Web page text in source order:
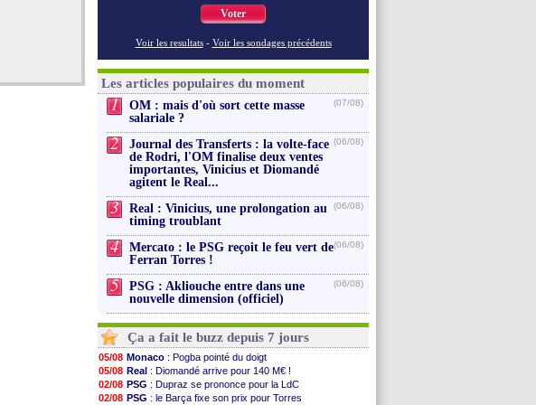
Voter
Voir les resultats - Voir les sondages précédents
Les articles populaires du moment
1
OM : mais d'où sort cette masse
salariale ?
(07/08)
2
Journal des Transferts : la volte-face
de Rodri, l'OM finalise deux ventes
importantes, Vinicius et Diomandé
agitent le Real...
(06/08)
3
Real : Vinicius, une prolongation au
timing troublant
(06/08)
4
Mercato : le PSG reçoit le feu vert de
Ferran Torres !
(06/08)
5
PSG : Akliouche entre dans une
nouvelle dimension (officiel)
(06/08)
Ça a fait le buzz depuis 7 jours
05/08 Monaco : Pogba pointé du doigt
05/08 Real : Diomandé arrive pour 140 M€ !
02/08 PSG : Dupraz se prononce pour la LdC
02/08 PSG : le Barça fixe son prix pour Torres